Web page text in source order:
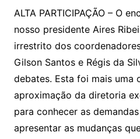
ALTA PARTICIPAÇÃO – O
nosso presidente Aires
irrestrito dos
Gilson Santos e Régis da
debates. Esta foi mais uma
aproximação da diretoria
para conhecer as
apresentar as mudanças